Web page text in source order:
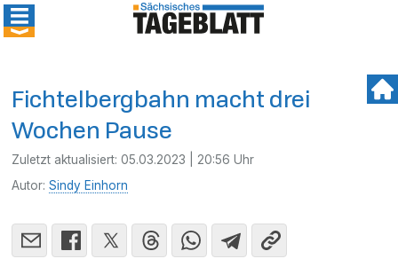
Fichtelbergbahn macht drei
Wochen Pause
Zuletzt aktualisiert:05.03.2023 | 20:56 Uhr
Autor:Sindy Einhorn